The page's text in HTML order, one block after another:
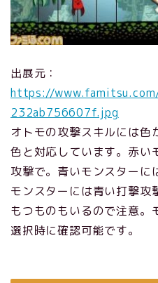
出展元：
https://
232ab756607f.jpg
オトモの攻撃スキルには色
色と対応しています。赤い
攻撃で。青いモンスターに
モンスターには青い打撃攻
もつものもいるので注意。
選択時に確認可能です。